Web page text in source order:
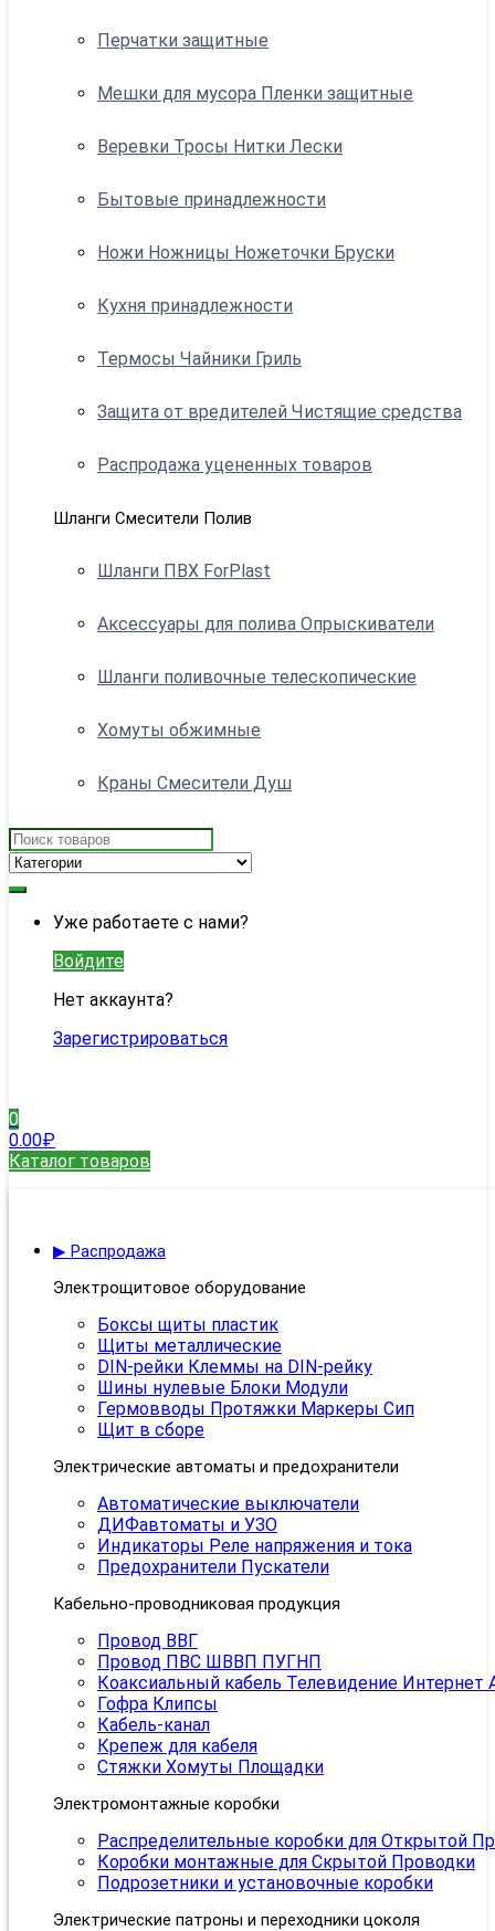
Перчатки защитные
Мешки для мусора Пленки защитные
Веревки Тросы Нитки Лески
Бытовые принадлежности
Ножи Ножницы Ножеточки Бруски
Кухня принадлежности
Термосы Чайники Гриль
Защита от вредителей Чистящие средства
Распродажа уцененных товаров
Шланги Смесители Полив
Шланги ПВХ ForPlast
Аксессуары для полива Опрыскиватели
Шланги поливочные телескопические
Хомуты обжимные
Краны Смесители Душ
Search
for:
Уже работаете с нами?
Войдите
Нет аккаунта?
Зарегистрироваться
0
0.00₽
Каталог товаров
▶ Распродажа
Электрощитовое оборудование
Боксы щиты пластик
Щиты металлические
DIN-рейки Клеммы на DIN-рейку
Шины нулевые Блоки Модули
Гермовводы Протяжки Маркеры Сип
Щит в сборе
Электрические автоматы и предохранители
Автоматические выключатели
ДИФавтоматы и УЗО
Индикаторы Реле напряжения и тока
Предохранители Пускатели
Кабельно-проводниковая продукция
Провод ВВГ
Провод ПВС ШВВП ПУГНП
Коаксиальный кабель Телевидение Интернет
Гофра Клипсы
Кабель-канал
Крепеж для кабеля
Стяжки Хомуты Площадки
Электромонтажные коробки
Распределительные коробки для Открытой
Коробки монтажные для Скрытой Проводки
Подрозетники и установочные коробки
Электрические патроны и переходники цоколя